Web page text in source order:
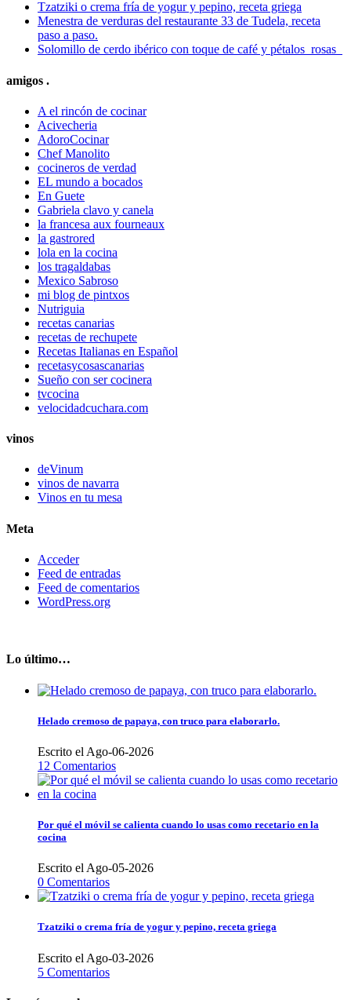
Tzatziki o crema fría de yogur y pepino, receta griega
Menestra de verduras del restaurante 33 de Tudela, receta
paso a paso.
Solomillo de cerdo ibérico con toque de café y pétalos rosas
amigos .
A el rincón de cocinar
Acivecheria
AdoroCocinar
Chef Manolito
cocineros de verdad
EL mundo a bocados
En Guete
Gabriela clavo y canela
la francesa aux fourneaux
la gastrored
lola en la cocina
los tragaldabas
Mexico Sabroso
mi blog de pintxos
Nutriguia
recetas canarias
recetas de rechupete
Recetas Italianas en Español
recetasycosascanarias
Sueño con ser cocinera
tvcocina
velocidadcuchara.com
vinos
deVinum
vinos de navarra
Vinos en tu mesa
Meta
Acceder
Feed de entradas
Feed de comentarios
WordPress.org
Lo último…
Helado cremoso de papaya, con truco para elaborarlo.
Escrito el Ago-06-2026
12 Comentarios
Por qué el móvil se calienta cuando lo usas como recetario en la
cocina
Escrito el Ago-05-2026
0 Comentarios
Tzatziki o crema fría de yogur y pepino, receta griega
Escrito el Ago-03-2026
5 Comentarios